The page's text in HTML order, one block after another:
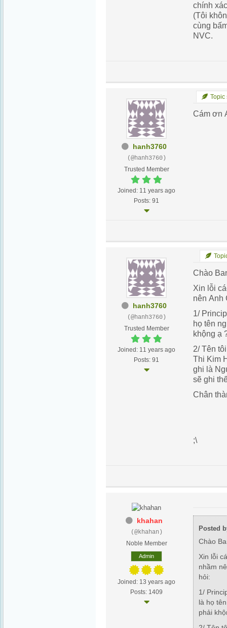
chính
(Tôi
cùng
NVC.
hanh3760
(@hanh3760)
Trusted Member
Joined: 11 years ago
Posts: 91
Topic
Cám ơn
hanh3760
(@hanh3760)
Trusted Member
Joined: 11 years ago
Posts: 91
Chào
Xin lỗi
nên Anh
1/
họ tên
khộng ạ
2/ Tên
Thi Kim
ghi là
sẽ ghi
Chân
;\
khahan
(@khahan)
Noble Member
Admin
Joined: 13 years ago
Posts: 1409
Posted
Chào
Xin lỗi
nhầm
hỏi:
1/
là họ
phải